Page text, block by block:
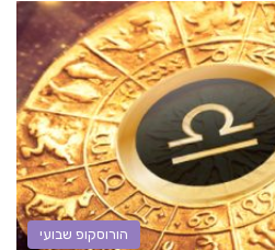
הורוסקופ שבועי